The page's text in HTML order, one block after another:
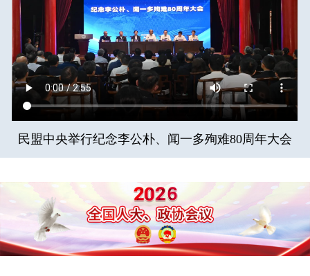
民盟中央举行纪念李公朴、闻一多殉难80周年大会